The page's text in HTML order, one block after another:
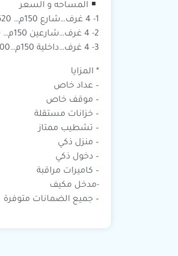
المساحه و السعر
1- 4 غرف…شارع 150م… 620الف
2- 4 غرف…شارعين 150م… 630 الف
3- 4 غرف…داخلية 150م…600الف
* المزايا
– عداد خاص
– موقف خاص
– خزانات مستقلة
– تشطيب ممتاز
– منزل ذكي
– دخول ذكي
– كاميرات مراقبة
-مدخل مكيف
– جميع الضمانات متوفرة